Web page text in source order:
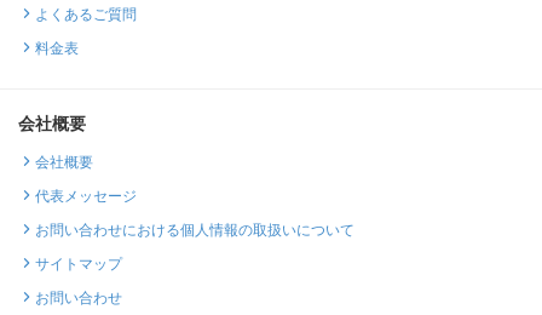
よくあるご質問
料金表
会社概要
会社概要
代表メッセージ
お問い合わせにおける個人情報の取扱いについて
サイトマップ
お問い合わせ